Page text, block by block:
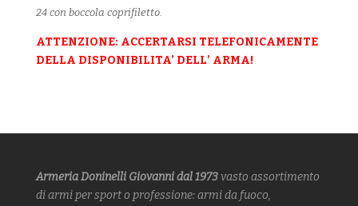
24 con boccola coprifiletto.
ATTENZIONE: ACCERTARSI TELEFONICAMENTE
DELLA DISPONIBILITA’ DELL’ ARMA!
Armeria Doninelli Giovanni dal 1973vasto assortimento
di armi per sport o professione: armi da fuoco,